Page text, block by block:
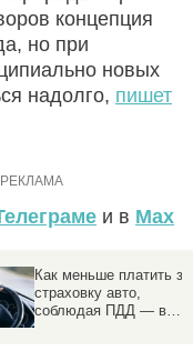
концепция
но при
новых
надолго, пишет
и в Max
Как меньше платить за
страховку авто,
соблюдая ПДД — в